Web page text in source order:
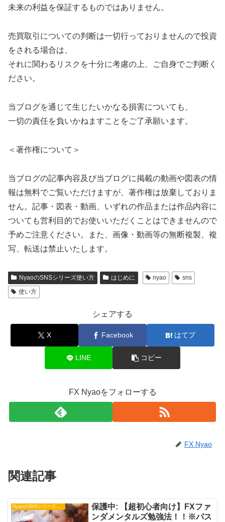
未来の利益を保証するものではありません。
売買取引についての判断は一切行っておりませんので投資
をされる場合は、
それに関わるリスクを十分に考慮の上、ご自身でご判断く
ださい。
当ブログを通じて生じたいかなる損害についても、
一切の責任を負いかねますことをご了承願います。
＜著作権について＞
当ブログの記事内容及び当ブログに掲載の動画や図表の情
報は無料でご覧いただけますが、著作権は放棄しておりま
せん。記事・図表・動画、いずれの作品または作品内容に
ついても営利目的でお使いいただくことはできませんので
予めご注意ください。また、画像・動画等の無断複製、複
写、転送は禁止いたします。
NyaoのSNSシリーズ使い方 はじめに nyao
sns
使い方
シェアする
X Facebook はてブ
LINE コピー
FX Nyaoをフォローする
FX Nyao
関連記事
NyaoのSNSシリーズ使い方
保護中: 【超初心者向け】FXファ
ンダメンタルズ勉強法！！※パス